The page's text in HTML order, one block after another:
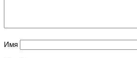
Имя